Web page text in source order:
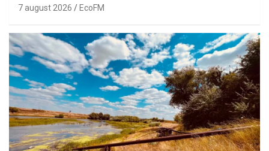
7 august 2026 EcoFM